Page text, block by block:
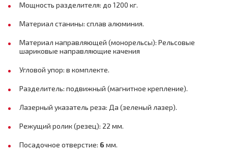
Мощность разделителя: до 1200 кг.
Материал станины: сплав алюминия.
Материал направляющей (монорельсы): Рельсовые
шариковые направляющие качения
Угловой упор: в комплекте.
Разделитель: подвижный (магнитное крепление).
Лазерный указатель реза: Да (зеленый лазер).
Режущий ролик (резец): 22 мм.
Посадочное отверстие: 6 мм.